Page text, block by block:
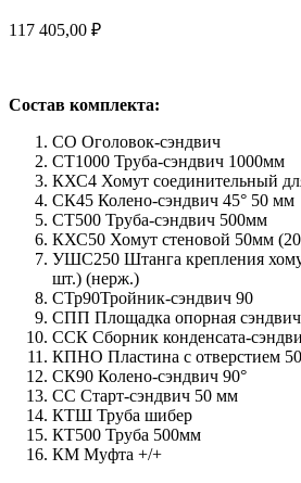
117 405,00 ₽
Состав комплекта:
СО Оголовок-сэндвич
СТ1000 Труба-сэндвич 1000мм
КХС4 Хомут соединительный
СК45 Колено-сэндвич 45° 50 мм
СТ500 Труба-сэндвич 500мм
КХС50 Хомут стеновой 50мм
УШС250 Штанга крепления
шт.) (нерж.)
СТр90Тройник-сэндвич 90
СПП Площадка опорная
ССК Сборник конденсата-
КПНО Пластина с отверстием
СК90 Колено-сэндвич 90°
СС Старт-сэндвич 50 мм
КТШ Труба шибер
КТ500 Труба 500мм
КМ Муфта +/+